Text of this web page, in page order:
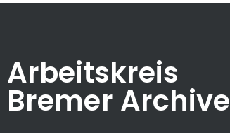
Arbeitskreis
Bremer Archive